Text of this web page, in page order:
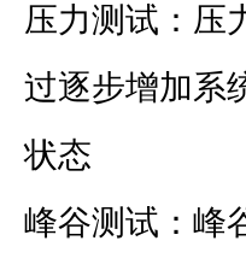
压力测试：压
过逐步增加系
状态
峰谷测试：峰